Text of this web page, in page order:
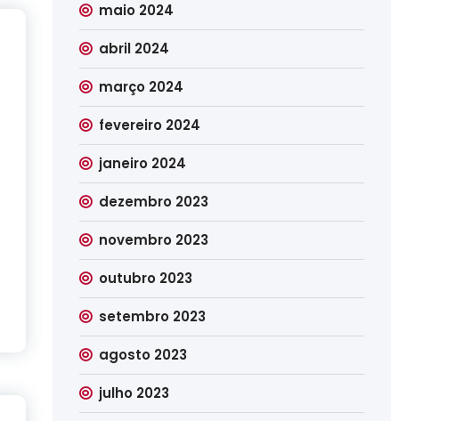
maio 2024
abril 2024
março 2024
fevereiro 2024
janeiro 2024
dezembro 2023
novembro 2023
outubro 2023
setembro 2023
agosto 2023
julho 2023